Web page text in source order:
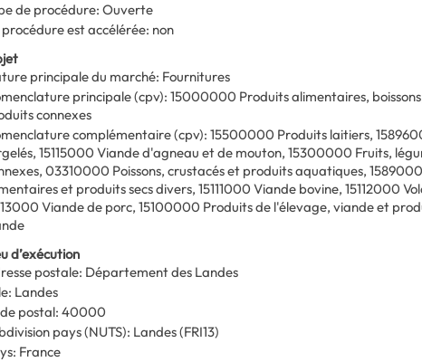
de procédure: Ouverte
procédure est accélérée: non
principale du marché: Fournitures
principale(cpv): 15000000 Produits alimentaires,
connexes
complémentaire(cpv): 15500000 Produits laitiers,
, 15115000 Viande d'agneau et de mouton, 15300000 Fruits,
, 03310000 Poissons, crustacés et produits aquatiques,
et produits secs divers, 15111000 Viande bovine, 15112000
Viande de porc, 15100000 Produits de l'élevage, viande et
d’exécution
postale: Département des Landes
: Landes
postal: 40000
pays (NUTS): Landes(FRI13)
: France